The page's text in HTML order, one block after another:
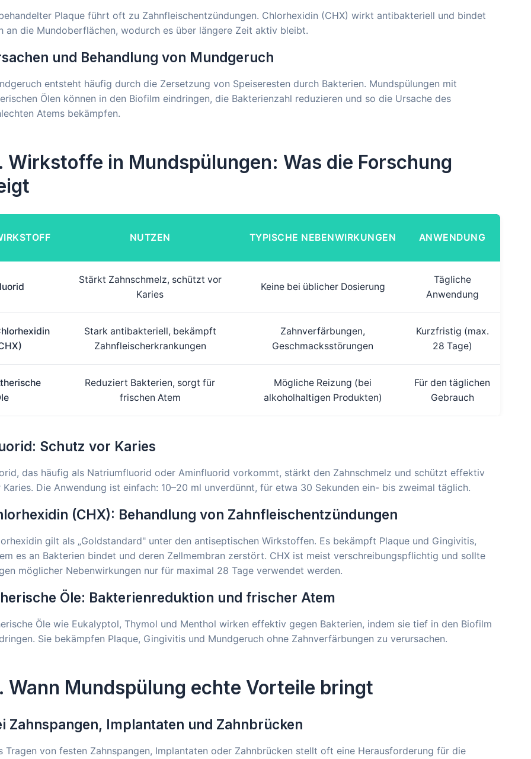
Plaque führt oft zu Zahnfleischentzündungen. Chlorhexidin (CHX) wirkt antibakteriell und bindet
an die Mundoberflächen, wodurch es über längere Zeit aktiv bleibt.
und Behandlung von Mundgeruch
entsteht häufig durch die Zersetzung von Speiseresten durch Bakterien. Mundspülungen mit
Ölen können in den Biofilm eindringen, die Bakterienzahl reduzieren und so die Ursache des
Atems bekämpfen.
Wirkstoffe in Mundspülungen: Was die Forschung
NUTZEN TYPISCHE NEBENWIRKUNGEN ANWENDUNG
Stärkt Zahnschmelz, schützt vor
Karies
Keine bei üblicher Dosierung
Tägliche
Anwendung
Stark antibakteriell, bekämpft
Zahnfleischerkrankungen
Zahnverfärbungen,
Geschmacksstörungen
Kurzfristig (max.
28 Tage)
Reduziert Bakterien, sorgt für
frischen Atem
Mögliche Reizung (bei
alkoholhaltigen Produkten)
Für den täglichen
Gebrauch
Schutz vor Karies
das häufig als Natriumfluorid oder Aminfluorid vorkommt, stärkt den Zahnschmelz und schützt effektiv
Karies. Die Anwendung ist einfach: 10–20 ml unverdünnt, für etwa 30 Sekunden ein- bis zweimal täglich.
(CHX): Behandlung von Zahnfleischentzündungen
gilt als „Goldstandard" unter den antiseptischen Wirkstoffen. Es bekämpft Plaque und Gingivitis,
es an Bakterien bindet und deren Zellmembran zerstört. CHX ist meist verschreibungspflichtig und sollte
möglicher Nebenwirkungen nur für maximal 28 Tage verwendet werden.
Öle: Bakterienreduktion und frischer Atem
Öle wie Eukalyptol, Thymol und Menthol wirken effektiv gegen Bakterien, indem sie tief in den Biofilm
Sie bekämpfen Plaque, Gingivitis und Mundgeruch ohne Zahnverfärbungen zu verursachen.
Wann Mundspülung echte Vorteile bringt
Zahnspangen, Implantaten und Zahnbrücken
Tragen von festen Zahnspangen, Implantaten oder Zahnbrücken stellt oft eine Herausforderung für die